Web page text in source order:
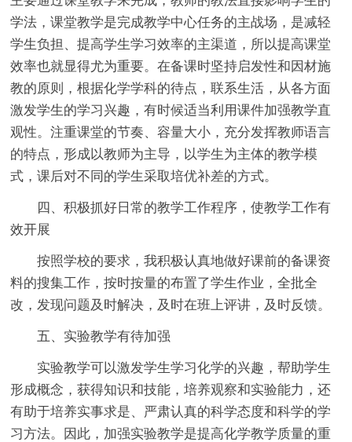
学法，课堂教学是完成教学中心任务的主战场，是减轻
学生负担、提高学生学习效率的主渠道，所以提高课堂
效率也就显得尤为重要。在备课时坚持启发性和因材施
教的原则，根据化学学科的待点，联系生活，从各方面
激发学生的学习兴趣，有时候适当利用课件加强教学直
观性。注重课堂的节奏、容量大小，充分发挥教师语言
的特点，形成以教师为主导，以学生为主体的教学模
式，课后对不同的学生采取培优补差的方式。
四、积极抓好日常的教学工作程序，使教学工作有
效开展
按照学校的要求，我积极认真地做好课前的备课资
料的搜集工作，按时按量的布置了学生作业，全批全
改，发现问题及时解决，及时在班上评讲，及时反馈。
五、实验教学有待加强
实验教学可以激发学生学习化学的兴趣，帮助学生
形成概念，获得知识和技能，培养观察和实验能力，还
有助于培养实事求是、严肃认真的科学态度和科学的学
习方法。因此，加强实验教学是提高化学教学质量的重